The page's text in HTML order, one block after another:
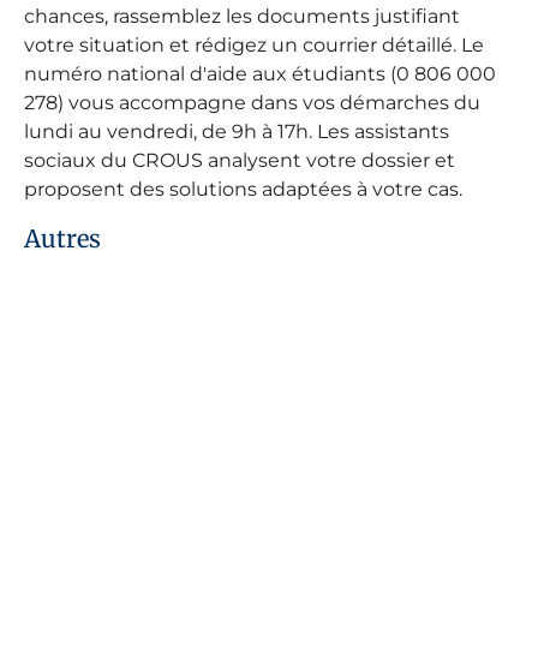
chances, rassemblez les documents justifiant
votre situation et rédigez un courrier détaillé. Le
numéro national d'aide aux étudiants (0 806 000
278) vous accompagne dans vos démarches du
lundi au vendredi, de 9h à 17h. Les assistants
sociaux du CROUS analysent votre dossier et
proposent des solutions adaptées à votre cas.
Autres